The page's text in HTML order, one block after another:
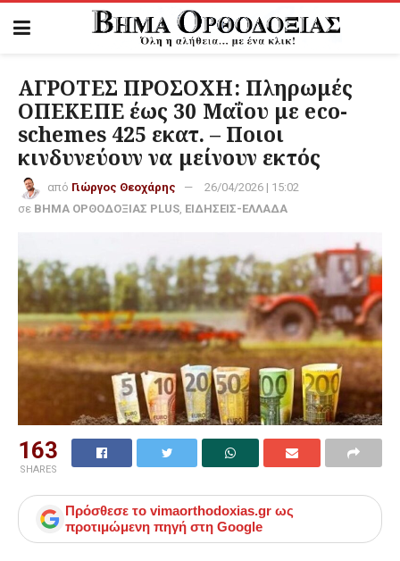
ΑΓΡΟΤΕΣ ΠΡΟΣΟΧΗ: Πληρωμές
ΟΠΕΚΕΠΕ έως 30 Μαΐου με eco-
schemes 425 εκατ. – Ποιοι
κινδυνεύουν να μείνουν εκτός
από Γιώργος Θεοχάρης
26/04/2026 | 15:02
σε ΒΗΜΑ ΟΡΘΟΔΟΞΙΑΣ PLUS, ΕΙΔΗΣΕΙΣ-ΕΛΛΑΔΑ
163
SHARES
Πρόσθεσε το vimaorthodoxias.gr ως
προτιμώμενη πηγή στη Google